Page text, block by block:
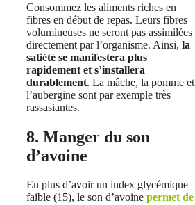
Consommez les aliments riches en
fibres en début de repas. Leurs fibres
volumineuses ne seront pas assimilées
directement par l’organisme. Ainsi, la
satiété se manifestera plus
rapidement et s’installera
durablement. La mâche, la pomme et
l’aubergine sont par exemple très
rassasiantes.
8. Manger du son
d’avoine
En plus d’avoir un index glycémique
faible (15), le son d’avoine permet de